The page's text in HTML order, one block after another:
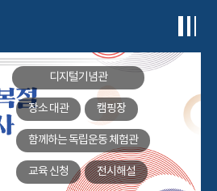
디지털기념관
장소 대관 캠핑장
함께하는독립운동 체험관
교육 신청 전시해설